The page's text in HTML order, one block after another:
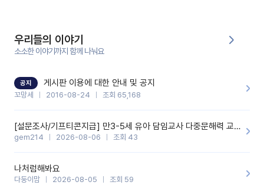
을 많이 하는데,꼬망봇 덕분에 고민하는 시간을 줄이고 학부모님을
안심시킬 수 있었습니다.이 부분은 꼬망봇이 추가로 알려준 응대 tip
입니다.학부모님께 전화를 드리기 전에, 내용을 숙지하여 좀 더 전문
성 있는 교사가 되어 대화를 나눌 수 있었습니다.꼬망세 AI학부모 응
기능을 개발해 주셔서 감사합니다.
우리들의 이야기
소소한 이야기까지 함께 나눠요
공지 게시판 이용에 대한 안내 및 공지
꼬망세 2016-08-24 조회 65,168
[설문조사/기프티콘지급] 만3-5세 유아 담임교사 다중문해력 교육 증진을 위한 설문조사
gem214 2026-08-06 조회 43
나처럼해봐요
다둥이맘 2026-08-05 조회 59